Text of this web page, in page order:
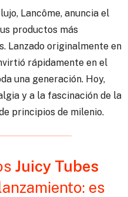
Lancôme, anuncia el
productos más
Lanzado originalmente en
rápidamente en el
una generación. Hoy,
y a la fascinación de la
principios de milenio.
Juicy Tubes
es